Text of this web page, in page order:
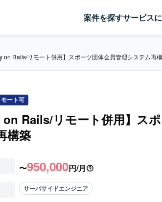
案件を探すサービス
on Rails/リモート併用】スポーツ団体会員管理システム再
モート可
on Rails/リモート併用】ス
構築
〜950,000円/月
サーバサイドエンジニア